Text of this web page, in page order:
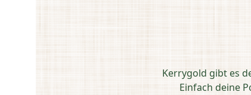
Kerrygold gibt es
Einfach deine